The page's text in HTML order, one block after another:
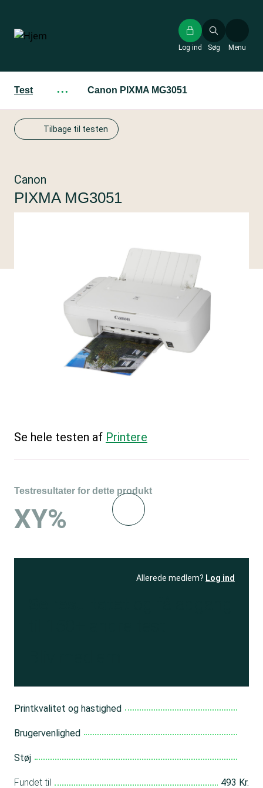
hovedindhold
Søg
Log ind Menu
Test ··· Canon PIXMA MG3051
Tilbage til testen
Canon
PIXMA MG3051
Se hele testen af Printere
Testresultater for dette produkt
XY%
Allerede medlem? Log ind
Printkvalitet og hastighed
Brugervenlighed
Støj
Fundet til 493 Kr.